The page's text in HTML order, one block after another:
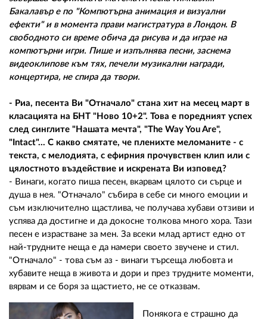
Бакалавър е по "Компютърна анимация и визуални
ефекти" и в момента прави магистратура в Лондон. В
свободното си време обича да рисува и да играе на
компютърни игри. Пише и изпълнява песни, заснема
видеоклипове към тях, печели музикални награди,
концертира, не спира да твори.
- Риа, песента Ви "Отначало" стана хит на месец март в
класацията на БНТ "Ново 10+2". Това е поредният успех
след синглите "Нашата мечта", "The Way You Are",
"Intact"... С какво смятате, че пленихте меломаните - с
текста, с мелодията, с ефирния прочувствен клип или с
цялостното въздействие и искрената Ви изповед?
- Винаги, когато пиша песен, вкарвам цялото си сърце и
душа в нея. "Отначало" събира в себе си много емоции и
съм изключително щастлива, че получава хубави отзиви и
успява да достигне и да докосне толкова много хора. Тази
песен е израстване за мен. За всеки млад артист едно от
най-трудните неща е да намери своето звучене и стил.
"Отначало" - това съм аз - винаги търсеща любовта и
хубавите неща в живота и дори и през трудните моменти,
вярвам и се боря за щастието, не се отказвам.
Понякога е страшно да